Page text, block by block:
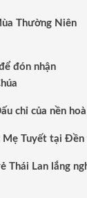
Thường Niên
đón nhận
chỉ của nền
Mẹ Tuyết tại
Thái Lan lắng